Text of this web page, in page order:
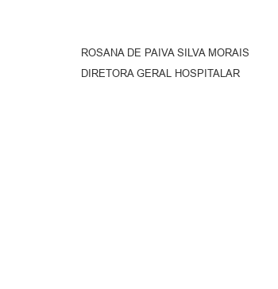
ROSANA DE PAIVA SILVA MORAIS
DIRETORA GERAL HOSPITALAR